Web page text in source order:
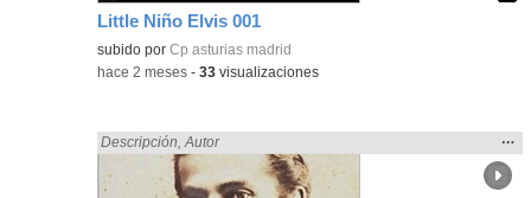
Little Niño Elvis 001
Contenido educativo.
subido porCp asturias madrid
-hace 2 meses -33 visualizaciones
Encontrado «Asturias» en:
Descripción ,Autor
la
…